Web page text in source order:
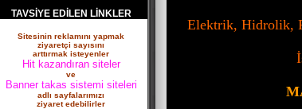
TAVSİYE EDİLEN LİNKLER
Sitesinin reklamını yapmak
ziyaretçi sayısını
arttırmak isteyenler
Hit kazandıran siteler
ve
Banner takas sistemi siteleri
adlı sayfalarımızı
ziyaret edebilirler
Elektrik, Hidrolik,